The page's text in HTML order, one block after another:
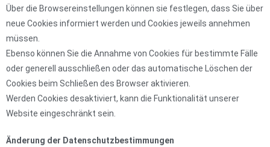
Über die Browsereinstellungen können sie festlegen, dass Sie über
neue Cookies informiert werden und Cookies jeweils annehmen
müssen.
Ebenso können Sie die Annahme von Cookies für bestimmte Fälle
oder generell ausschließen oder das automatische Löschen der
Cookies beim Schließen des Browser aktivieren.
Werden Cookies desaktiviert, kann die Funktionalität unserer
Website eingeschränkt sein.
Änderung der Datenschutzbestimmungen